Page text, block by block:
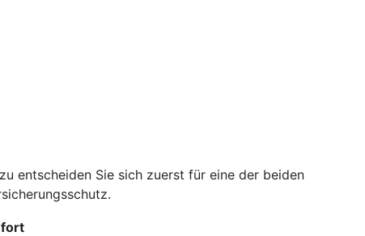
entscheiden Sie sich zuerst für eine der beiden